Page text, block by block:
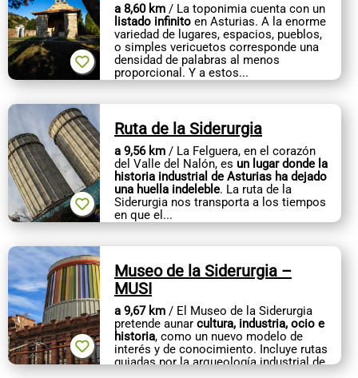
a 8,60 km / La toponimia cuenta con un
listado infinito en Asturias. A la enorme
variedad de lugares, espacios, pueblos,
o simples vericuetos corresponde una
densidad de palabras al menos
proporcional. Y a estos...
Ruta de la Siderurgia
a 9,56 km / La Felguera, en el corazón
del Valle del Nalón, es un lugar donde la
historia industrial de Asturias ha dejado
una huella indeleble. La ruta de la
Siderurgia nos transporta a los tiempos
en que el...
Museo de la Siderurgia –
MUSI
a 9,67 km / El Museo de la Siderurgia
pretende aunar cultura, industria, ocio e
historia, como un nuevo modelo de
interés y de conocimiento. Incluye rutas
guiadas por la arqueología industrial de